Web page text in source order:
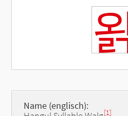
Name (englisch):
[1]